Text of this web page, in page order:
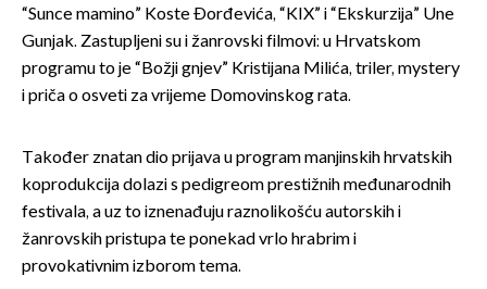
“Sunce mamino” Koste Đorđevića, “KIX” i “Ekskurzija” Une
Gunjak. Zastupljeni su i žanrovski filmovi: u Hrvatskom
programu to je “Božji gnjev” Kristijana Milića, triler, mystery
i priča o osveti za vrijeme Domovinskog rata.
Također znatan dio prijava u program manjinskih hrvatskih
koprodukcija dolazi s pedigreom prestižnih međunarodnih
festivala, a uz to iznenađuju raznolikošću autorskih i
žanrovskih pristupa te ponekad vrlo hrabrim i
provokativnim izborom tema.